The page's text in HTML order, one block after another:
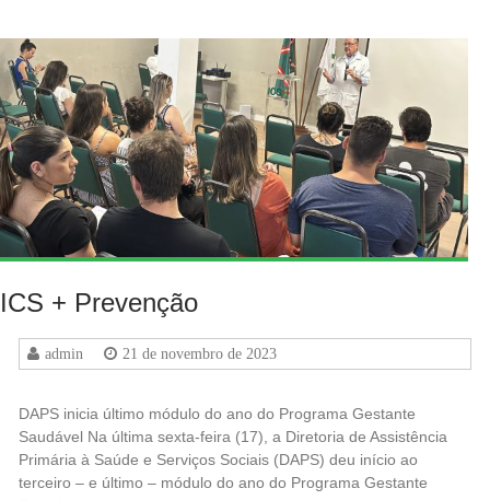
ICS + Prevenção
admin 21 de novembro de 2023
DAPS inicia último módulo do ano do Programa Gestante
Saudável Na última sexta-feira (17), a Diretoria de Assistência
Primária à Saúde e Serviços Sociais (DAPS) deu início ao
terceiro – e último – módulo do ano do Programa Gestante